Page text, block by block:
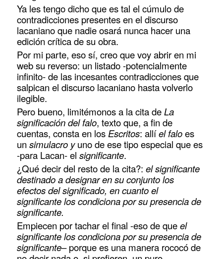
Ya les tengo dicho que es tal el cúmulo de
contradicciones presentes en el discurso
lacaniano que nadie osará nunca hacer una
edición crítica de su obra.
Por mi parte, eso sí, creo que voy abrir en mi
web su reverso: un listado -potencialmente
infinito- de las incesantes contradicciones que
salpican el discurso lacaniano hasta volverlo
ilegible.
Pero bueno, limitémonos a la cita deLa
significación del falo, texto que, a fin de
cuentas, consta en losEscritos: allíel faloes
unsimulacro yuno de ese tipo especial que es
-para Lacan- elsignificante.
¿Qué decir del resto de la cita?:el significante
destinado a designar en su conjunto los
efectos del significado, en cuanto el
significante los condiciona por su presencia de
significante.
Empiecen por tachar el final -eso de queel
significante los condiciona por su presencia de
significante– porque es una manera rococó de